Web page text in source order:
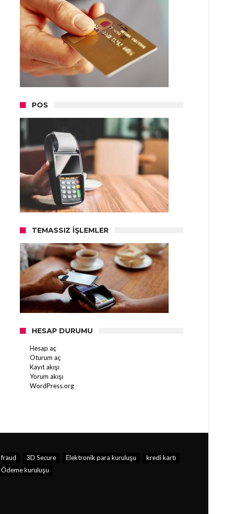
POS
TEMASSIZ İŞLEMLER
HESAP DURUMU
Hesap aç
Oturum aç
Kayıt akışı
Yorum akışı
WordPress.org
fraud 3D Secure Elektronik para kuruluşu
kredi kartı
Ödeme kuruluşu